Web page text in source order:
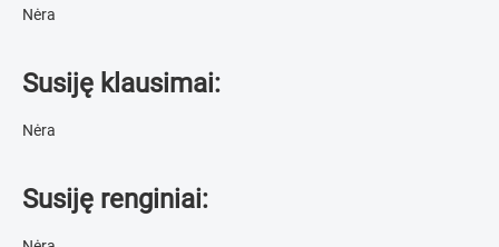
Nėra
Susiję klausimai:
Nėra
Susiję renginiai: